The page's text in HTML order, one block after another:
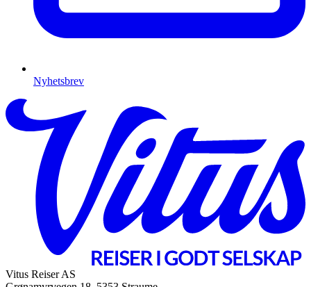
Nyhetsbrev
Vitus Reiser AS